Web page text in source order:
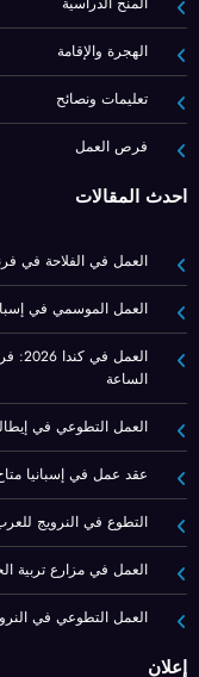
الهجرة والإقامة
تعليمات ونصائح
فرص العمل
أحدث المقالات
العمل في الفلاحة في فرنسا 2026 براتب 12 يورو
العمل الموسمي في إسبانيا 2026 مع راتب 16,576 يورو
الساعة
العمل التطوعي في
عقد عمل في إسبانيا متاح
التطوع في النرويج
العمل في مزارع تربية الخيول في فرنسا
العمل التطوعي في النرويج 2025: مطلوب متطوعين عرب للسفر الى
إعلان